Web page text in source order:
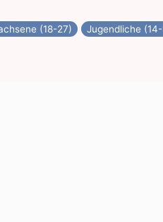
(18-27)
Jugendliche (14-